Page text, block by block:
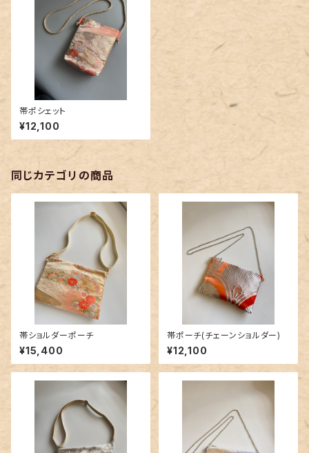
帯ポシェット
¥12,100
同じカテゴリの商品
帯ショルダーポーチ
¥15,400
帯ポーチ(チェーンショルダー)
¥12,100